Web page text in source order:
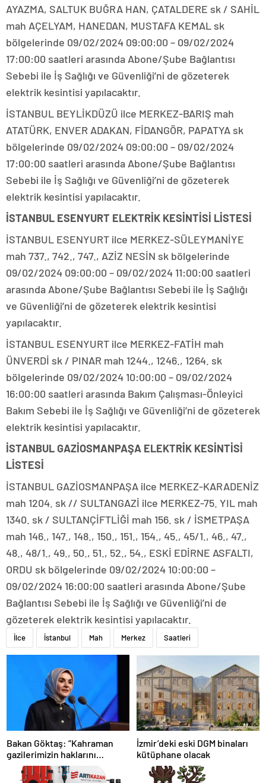
AYAZMA, SALTUK BUĞRA HAN, ÇATALDERE sk / SAHİL
mah AÇELYAM, HANEDAN, MUSTAFA KEMAL sk
bölgelerinde 09/02/2024 09:00:00 – 09/02/2024
17:00:00 saatleri arasında Abone/Şube Bağlantısı
Sebebi ile İş Sağlığı ve Güvenliği’ni de gözeterek
elektrik kesintisi yapılacaktır.
İSTANBUL BEYLİKDÜZÜ ilce MERKEZ-BARIŞ mah
ATATÜRK, ENVER ADAKAN, FİDANGÖR, PAPATYA sk
bölgelerinde 09/02/2024 09:00:00 – 09/02/2024
17:00:00 saatleri arasında Abone/Şube Bağlantısı
Sebebi ile İş Sağlığı ve Güvenliği’ni de gözeterek
elektrik kesintisi yapılacaktır.
İSTANBUL ESENYURT ELEKTRİK KESİNTİSİ LİSTESİ
İSTANBUL ESENYURT ilce MERKEZ-SÜLEYMANİYE
mah 737., 742., 747., AZİZ NESİN sk bölgelerinde
09/02/2024 09:00:00 – 09/02/2024 11:00:00 saatleri
arasında Abone/Şube Bağlantısı Sebebi ile İş Sağlığı
ve Güvenliği’ni de gözeterek elektrik kesintisi
yapılacaktır.
İSTANBUL ESENYURT ilce MERKEZ-FATİH mah
ÜNVERDİ sk / PINAR mah 1244., 1246., 1264. sk
bölgelerinde 09/02/2024 10:00:00 – 09/02/2024
16:00:00 saatleri arasında Bakım Çalışması-Önleyici
Bakım Sebebi ile İş Sağlığı ve Güvenliği’ni de gözeterek
elektrik kesintisi yapılacaktır.
İSTANBUL GAZİOSMANPAŞA ELEKTRİK KESİNTİSİ
LİSTESİ
İSTANBUL GAZİOSMANPAŞA ilce MERKEZ-KARADENİZ
mah 1204. sk // SULTANGAZİ ilce MERKEZ-75. YIL mah
1340. sk / SULTANÇİFTLİĞİ mah 156. sk / İSMETPAŞA
mah 146., 147., 148., 150., 151., 154., 45., 45/1., 46., 47.,
48., 48/1., 49., 50., 51., 52., 54., ESKİ EDİRNE ASFALTI,
ORDU sk bölgelerinde 09/02/2024 10:00:00 –
09/02/2024 16:00:00 saatleri arasında Abone/Şube
Bağlantısı Sebebi ile İş Sağlığı ve Güvenliği’ni de
gözeterek elektrik kesintisi yapılacaktır.
İlce İstanbul Mah Merkez Saatleri
Bakan Göktaş: “Kahraman
gazilerimizin haklarını
güçlendiren yeni bir dönemin
kapılarını aralıyoruz”
İzmir’deki eski DGM binaları
kütüphane olacak